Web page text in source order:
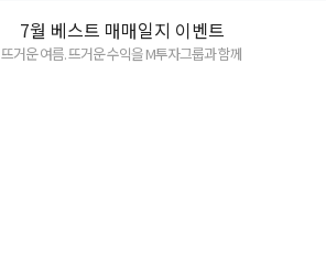
7월 베스트 매매일지 이벤트
뜨거운 여름. 뜨거운 수익을 M투자그룹과 함께